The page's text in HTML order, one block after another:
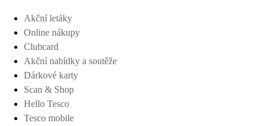
Akční letáky
Online nákupy
Clubcard
Akční nabídky a soutěže
Dárkové karty
Scan & Shop
Hello Tesco
Tesco mobile